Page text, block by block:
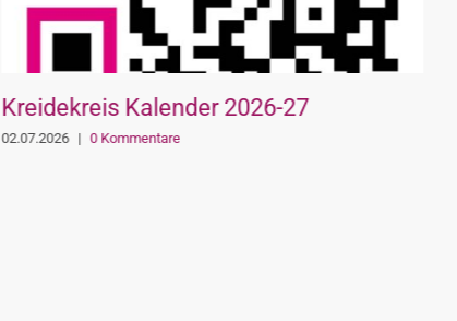
Kreidekreis Kalender 2026-27
02.07.2026 | 0 Kommentare